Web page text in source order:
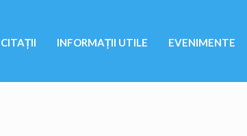
INFORMAȚII UTILE EVENIMENTE